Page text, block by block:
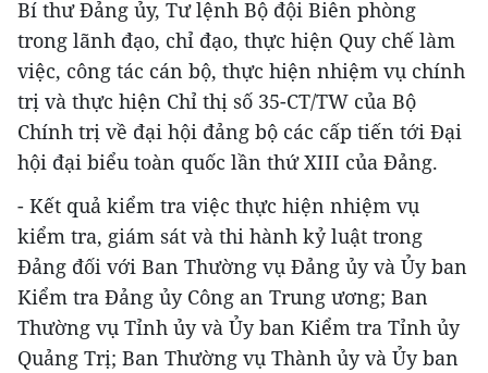
Bí thư Đảng ủy, Tư lệnh Bộ đội Biên phòng
trong lãnh đạo, chỉ đạo, thực hiện Quy chế làm
việc, công tác cán bộ, thực hiện nhiệm vụ chính
trị và thực hiện Chỉ thị số 35-CT/TW của Bộ
Chính trị về đại hội đảng bộ các cấp tiến tới Đại
hội đại biểu toàn quốc lần thứ XIII của Đảng.
- Kết quả kiểm tra việc thực hiện nhiệm vụ
kiểm tra, giám sát và thi hành kỷ luật trong
Đảng đối với Ban Thường vụ Đảng ủy và Ủy ban
Kiểm tra Đảng ủy Công an Trung ương; Ban
Thường vụ Tỉnh ủy và Ủy ban Kiểm tra Tỉnh ủy
Quảng Trị; Ban Thường vụ Thành ủy và Ủy ban